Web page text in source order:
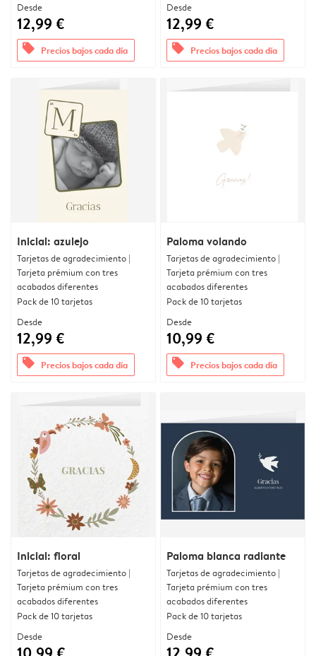
Desde
12,99 €
offers Precios bajos cada día
Desde
12,99 €
offers Precios bajos cada día
Inicial: azulejo
Tarjetas de agradecimiento |
Tarjeta prémium con tres
acabados diferentes
Pack de 10 tarjetas
Desde
12,99 €
offers Precios bajos cada día
Paloma volando
Tarjetas de agradecimiento |
Tarjeta prémium con tres
acabados diferentes
Pack de 10 tarjetas
Desde
10,99 €
offers Precios bajos cada día
Inicial: floral
Tarjetas de agradecimiento |
Tarjeta prémium con tres
acabados diferentes
Pack de 10 tarjetas
Desde
Paloma blanca radiante
Tarjetas de agradecimiento |
Tarjeta prémium con tres
acabados diferentes
Pack de 10 tarjetas
Desde